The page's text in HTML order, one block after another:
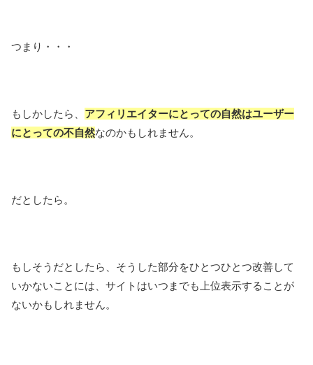
つまり・・・
もしかしたら、 アフィリエイターにとっての自然はユーザー
にとっての不自然なのかもしれません。
だとしたら。
もしそうだとしたら、そうした部分をひとつひとつ改善して
いかないことには、サイトはいつまでも上位表示することが
ないかもしれません。